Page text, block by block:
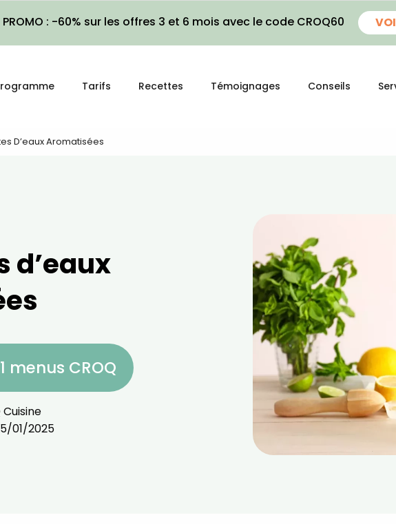
PROMO : -60% sur les offres 3 et 6 mois avec le code CROQ60
Tarifs Recettes Témoignages Conseils
D’eaux Aromatisées
d’eaux
menus CROQ
Cuisine
01/2025